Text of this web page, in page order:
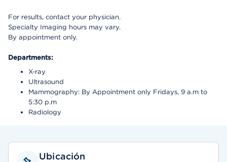
For results, contact your physician.
Specialty Imaging hours may vary.
By appointment only.
Departments:
X-ray
Ultrasound
Mammography: By Appointment only Fridays, 9 a.m to
5:30 p.m
Radiology
Ubicación